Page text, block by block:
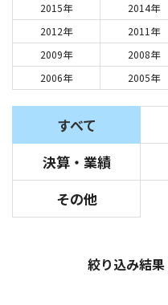
2015年
2014年
2012年
2011年
2009年
2008年
2006年
2005年
すべて
決算・業績
その他
絞り込み結果